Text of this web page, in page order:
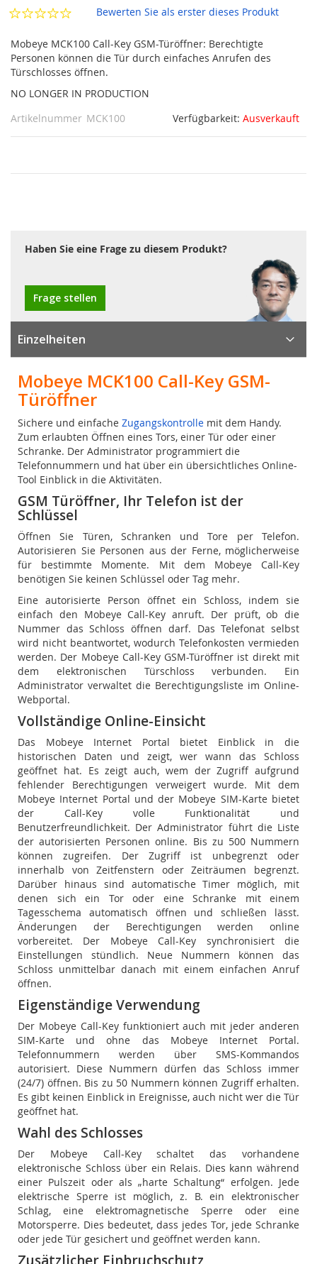
Bewerten Sie als erster dieses Produkt
Mobeye MCK100 Call-Key GSM-Türöffner: Berechtigte
Personen können die Tür durch einfaches Anrufen des
Türschlosses öffnen.
NO LONGER IN PRODUCTION
Verfügbarkeit: Ausverkauft
Artikelnummer MCK100
Haben Sie eine Frage zu diesem Produkt?
Frage stellen
Einzelheiten
Mobeye MCK100 Call-Key GSM-
Türöffner
Sichere und einfache Zugangskontrolle mit dem Handy.
Zum erlaubten Öffnen eines Tors, einer Tür oder einer
Schranke. Der Administrator programmiert die
Telefonnummern und hat über ein übersichtliches Online-
Tool Einblick in die Aktivitäten.
GSM Türöffner, Ihr Telefon ist der
Schlüssel
Öffnen Sie Türen, Schranken und Tore per Telefon.
Autorisieren Sie Personen aus der Ferne, möglicherweise
für bestimmte Momente. Mit dem Mobeye Call-Key
benötigen Sie keinen Schlüssel oder Tag mehr.
Eine autorisierte Person öffnet ein Schloss, indem sie
einfach den Mobeye Call-Key anruft. Der prüft, ob die
Nummer das Schloss öffnen darf. Das Telefonat selbst
wird nicht beantwortet, wodurch Telefonkosten vermieden
werden. Der Mobeye Call-Key GSM-Türöffner ist direkt mit
dem elektronischen Türschloss verbunden. Ein
Administrator verwaltet die Berechtigungsliste im Online-
Webportal.
Vollständige Online-Einsicht
Das Mobeye Internet Portal bietet Einblick in die
historischen Daten und zeigt, wer wann das Schloss
geöffnet hat. Es zeigt auch, wem der Zugriff aufgrund
fehlender Berechtigungen verweigert wurde. Mit dem
Mobeye Internet Portal und der Mobeye SIM-Karte bietet
der Call-Key volle Funktionalität und
Benutzerfreundlichkeit. Der Administrator führt die Liste
der autorisierten Personen online. Bis zu 500 Nummern
können zugreifen. Der Zugriff ist unbegrenzt oder
innerhalb von Zeitfenstern oder Zeiträumen begrenzt.
Darüber hinaus sind automatische Timer möglich, mit
denen sich ein Tor oder eine Schranke mit einem
Tagesschema automatisch öffnen und schließen lässt.
Änderungen der Berechtigungen werden online
vorbereitet. Der Mobeye Call-Key synchronisiert die
Einstellungen stündlich. Neue Nummern können das
Schloss unmittelbar danach mit einem einfachen Anruf
öffnen.
Eigenständige Verwendung
Der Mobeye Call-Key funktioniert auch mit jeder anderen
SIM-Karte und ohne das Mobeye Internet Portal.
Telefonnummern werden über SMS-Kommandos
autorisiert. Diese Nummern dürfen das Schloss immer
(24/7) öffnen. Bis zu 50 Nummern können Zugriff erhalten.
Es gibt keinen Einblick in Ereignisse, auch nicht wer die Tür
geöffnet hat.
Wahl des Schlosses
Der Mobeye Call-Key schaltet das vorhandene
elektronische Schloss über ein Relais. Dies kann während
einer Pulszeit oder als „harte Schaltung“ erfolgen. Jede
elektrische Sperre ist möglich, z. B. ein elektronischer
Schlag, eine elektromagnetische Sperre oder eine
Motorsperre. Dies bedeutet, dass jedes Tor, jede Schranke
oder jede Tür gesichert und geöffnet werden kann.